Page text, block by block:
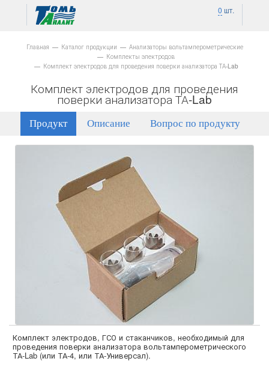
0 шт.
Главная Каталог продукции
Анализаторы вольтамперометрические
Комплекты электродов
Комплект электродов для проведения поверки анализатора ТА-Lab
Комплект электродов для проведения
поверки анализатора ТА-Lab
Продукт Описание Вопрос по продукту
Комплект электродов, ГСО и стаканчиков, необходимый для
проведения поверки анализатора вольтамперометрического
ТА-Lab (или ТА-4, или ТА-Универсал).